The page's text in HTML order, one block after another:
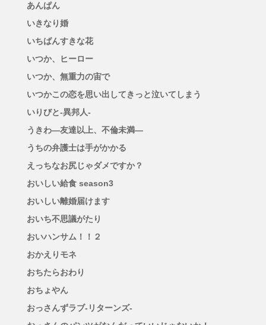
あんぱん
いきなり婚
いちばんすきな花
いつか、ヒーロー
いつか、無重力の宙で
いつかこの恋を思い出してきっと泣いてしまう
いりびと-異邦人-
うきわ―友達以上、不倫未満―
うちの弁護士は手がかかる
えっちなお尻じゃダメですか？
おいしい給食 season3
おいしい離婚届けます
おいち不思議がたり
おいハンサム！！２
おかえりモネ
おちたらおわり
おちょやん
おっさんずラブ-リターンズ-